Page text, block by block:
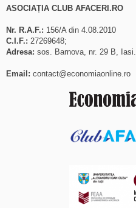
ASOCIAȚIA CLUB AFACERI.RO
Nr. R.A.F.: 156/A din 4.08.2010
C.I.F.: 27269648;
Adresa: sos. Barnova, nr. 29 B, Iasi.
Email: contact@economiaonline.ro